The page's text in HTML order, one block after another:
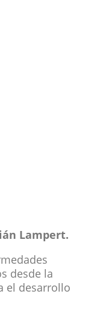
Lampert.
desde la
el desarrollo